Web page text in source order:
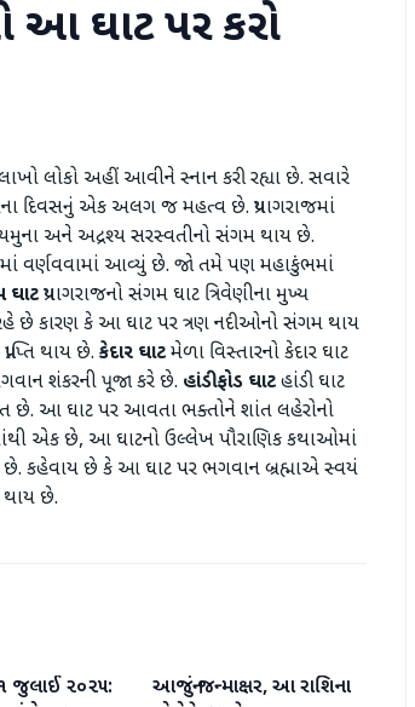
આ ઘાટ પર કરો
લોકો અહીં આવીને સ્નાન કરી રહ્યા છે. સવારે
દિવસનું એક અલગ જ મહત્વ છે. પ્રયાગરાજમાં
અને અદ્રશ્ય સરસ્વતીનો સંગમ થાય છે.
વર્ણવવામાં આવ્યું છે. જો તમે પણ મહાકુંભમાં
ઘાટપ્રયાગરાજનો સંગમ ઘાટ ત્રિવેણીના મુખ્ય
છે કારણ કે આ ઘાટ પર ત્રણ નદીઓનો સંગમ થાય
થાય છે. કેદાર ઘાટમેળા વિસ્તારનો કેદાર ઘાટ
શંકરની પૂજા કરે છે. હાંડી ફોડ ઘાટહાંડી ઘાટ
છે. આ ઘાટ પર આવતા ભક્તોને શાંત લહેરોનો
એક છે, આ ઘાટનો ઉલ્લેખ પૌરાણિક કથાઓમાં
છે. કહેવાય છે કે આ ઘાટ પર ભગવાન બ્રહ્માએ સ્વયં
છે.
જુલાઈ ૨૦૨૫:
એસ્ટ્રોલોજી
આજનું જન્માક્ષર, આ રાશિના